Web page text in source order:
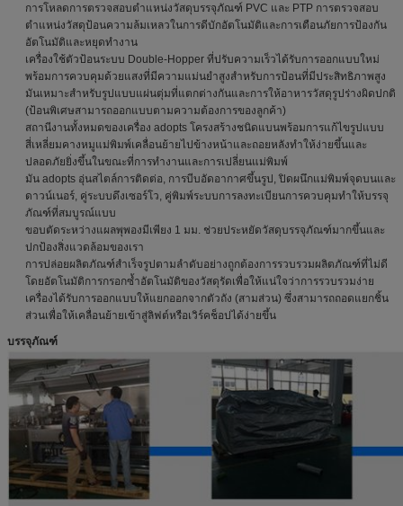
การโหลดการตรวจสอบตำแหน่งวัสดุบรรจุภัณฑ์ PVC และ PTP การตรวจสอบ
ตำแหน่งวัสดุป้อนความล้มเหลวในการดีบักอัตโนมัติและการเตือนภัยการป้องกัน
อัตโนมัติและหยุดทำงาน
เครื่องใช้ตัวป้อนระบบ Double-Hopper ที่ปรับความเร็วได้รับการออกแบบใหม่
พร้อมการควบคุมด้วยแสงที่มีความแม่นยำสูงสำหรับการป้อนที่มีประสิทธิภาพสูง
มันเหมาะสำหรับรูปแบบแผ่นตุ่มที่แตกต่างกันและการให้อาหารวัสดุรูปร่างผิดปกติ
(ป้อนพิเศษสามารถออกแบบตามความต้องการของลูกค้า)
สถานีงานทั้งหมดของเครื่อง adopts โครงสร้างชนิดแบนพร้อมการแก้ไขรูปแบบ
สี่เหลี่ยมคางหมูแม่พิมพ์เคลื่อนย้ายไปข้างหน้าและถอยหลังทำให้ง่ายขึ้นและ
ปลอดภัยยิ่งขึ้นในขณะที่การทำงานและการเปลี่ยนแม่พิมพ์
มัน adopts อุ่นสไตล์การติดต่อ, การบีบอัดอากาศขึ้นรูป, ปิดผนึกแม่พิมพ์จุดบนและ
ดาวน์เนอร์, คู่ระบบดึงเซอร์โว, คู่พิมพ์ระบบการลงทะเบียนการควบคุมทำให้บรรจุ
ภัณฑ์ที่สมบูรณ์แบบ
ขอบตัดระหว่างแผลพุพองมีเพียง 1 มม. ช่วยประหยัดวัสดุบรรจุภัณฑ์มากขึ้นและ
ปกป้องสิ่งแวดล้อมของเรา
การปล่อยผลิตภัณฑ์สำเร็จรูปตามลำดับอย่างถูกต้องการรวบรวมผลิตภัณฑ์ที่ไม่ดี
โดยอัตโนมัติการกรอกซ้ำอัตโนมัติของวัสดุรัดเพื่อให้แน่ใจว่าการรวบรวมง่าย
เครื่องได้รับการออกแบบให้แยกออกจากตัวถัง (สามส่วน) ซึ่งสามารถถอดแยกชิ้น
ส่วนเพื่อให้เคลื่อนย้ายเข้าสู่ลิฟต์หรือเวิร์คช็อปได้ง่ายขึ้น
บรรจุภัณฑ์